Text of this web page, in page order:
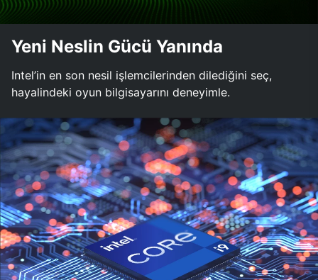
Yeni Neslin Gücü Yanında
Intel’in en son nesil işlemcilerinden dilediğini seç,
hayalindeki oyun bilgisayarını deneyimle.